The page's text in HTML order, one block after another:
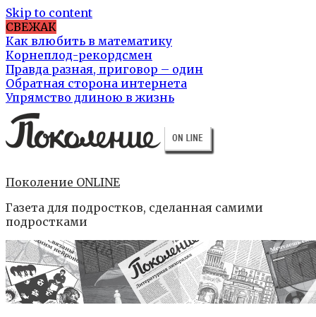
Skip to content
СВЕЖАК
Как влюбить в математику
Корнеплод-рекордсмен
Правда разная, приговор – один
Обратная сторона интернета
Упрямство длиною в жизнь
Поколение ONLINE
Газета для подростков, сделанная самими
подростками